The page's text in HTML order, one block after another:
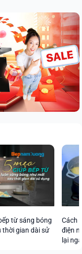
từ sáng bóng
thời gian dài sử
Cách
điện
lại